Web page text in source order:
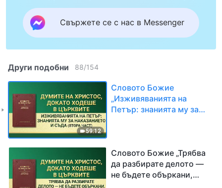
Свържете се с нас в Messenger
Други подобни 88/154
59:12
Словото Божие
„Изживяванията на
Петър: знанията му за
Словото Божие „Трябва
да разбирате делото —
не бъдете объркани,